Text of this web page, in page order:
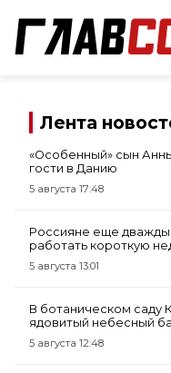
Лента
«Особенный» сын
гости в Данию
5 августа 17:48
Россияне еще дважды
работать короткую
5 августа 13:01
В ботаническом саду
ядовитый небесный
5 августа 12:48